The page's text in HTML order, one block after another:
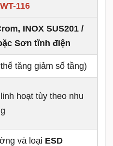
116
INOX SUS201 /
Sơn tĩnh điện
tăng giảm số tầng)
hoạt tùy theo nhu
và loại ESD